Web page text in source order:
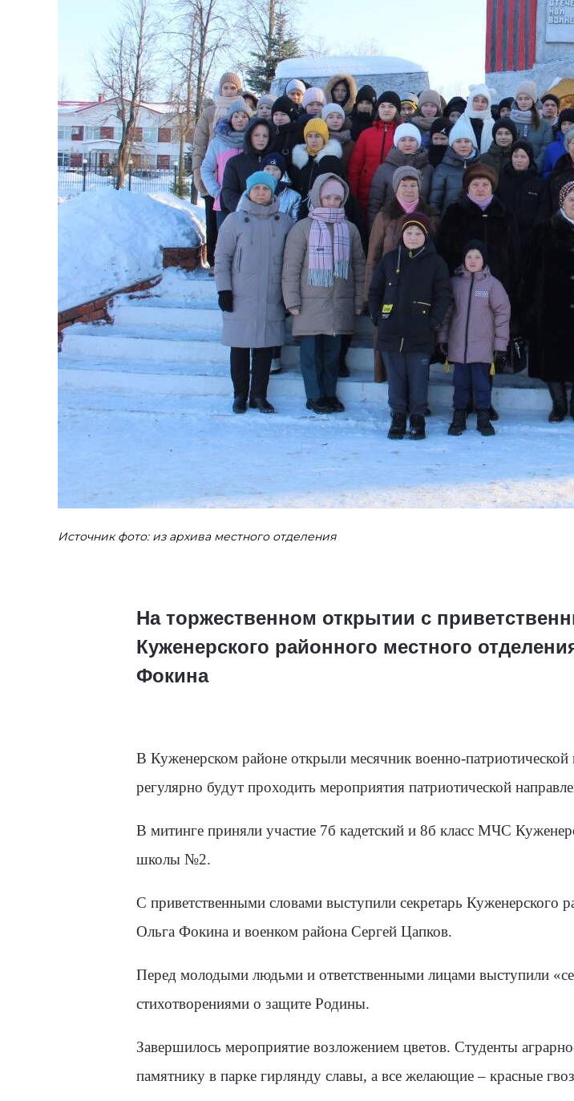
Источник фото: из архива местного отделения
На торжественном открытии с
Куженерского районного местного
Фокина
В Куженерском районе открыли месячник военно-
регулярно будут проходить мероприятия патриотической
В митинге приняли участие 7б кадетский и 8б класс МЧС
школы №2.
С приветственными словами выступили секретарь Куженерского
Ольга Фокина и военком района Сергей Цапков.
Перед молодыми людьми и ответственными лицами выступили
стихотворениями о защите Родины.
Завершилось мероприятие возложением цветов. Студенты
памятнику в парке гирлянду славы, а все желающие – красные